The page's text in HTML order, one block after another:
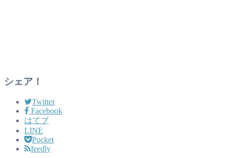
シェア！
Twitter
Facebook
はてブ
LINE
Pocket
feedly